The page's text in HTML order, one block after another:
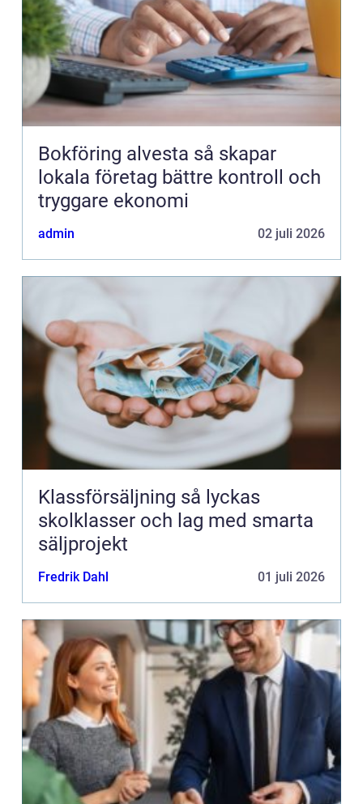
Bokföring alvesta så skapar
lokala företag bättre kontroll och
tryggare ekonomi
admin 02 juli 2026
Klassförsäljning så lyckas
skolklasser och lag med smarta
säljprojekt
Fredrik Dahl 01 juli 2026